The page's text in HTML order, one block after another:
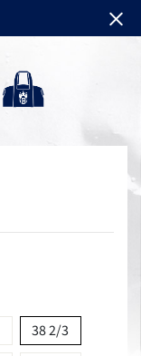
38 2/3